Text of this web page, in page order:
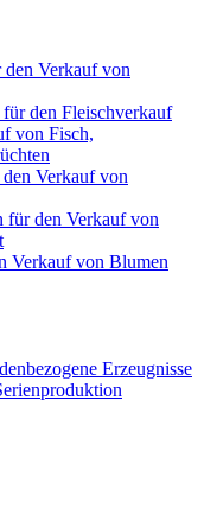
den Verkauf von
den Fleischverkauf
von Fisch,
Verkauf von
für den Verkauf von
Verkauf von Blumen
Erzeugnisse